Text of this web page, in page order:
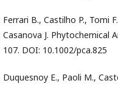
Ferrari B., Castilho P., Tomi
Casanova J. Phytochemical
107. DOI: 10.1002/pca.825
Duquesnoy E., Paoli M.,